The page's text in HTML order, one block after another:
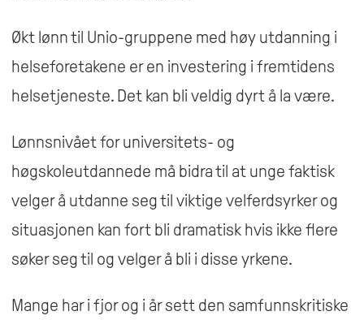
Økt lønn til Unio-gruppene med høy utdanning i
helseforetakene er en investering i fremtidens
helsetjeneste. Det kan bli veldig dyrt å la være.
Lønnsnivået for universitets- og
høgskoleutdannede må bidra til at unge faktisk
velger å utdanne seg til viktige velferdsyrker og
situasjonen kan fort bli dramatisk hvis ikke flere
søker seg til og velger å bli i disse yrkene.
Mange har i fjor og i år sett den samfunnskritiske